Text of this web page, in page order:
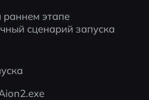
этапе
сценарий запуска